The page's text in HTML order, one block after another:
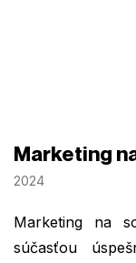
Marketing
2024
Marketing na
súčasťou